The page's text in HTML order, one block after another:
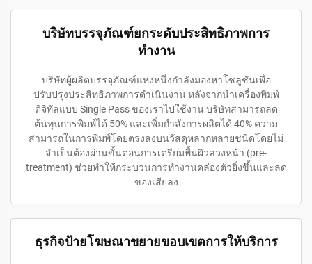
บริษัทบรรจุภัณฑ์ยกระดับประสิทธิภาพการ
ทำงาน
บริษัทผู้ผลิตบรรจุภัณฑ์แห่งหนึ่งกำลังมองหาโซลูชันเพื่อ
ปรับปรุงประสิทธิภาพการดำเนินงาน หลังจากนำเครื่องพิมพ์
ดิจิทัลแบบ Single Pass ของเราไปใช้งาน บริษัทสามารถลด
ต้นทุนการพิมพ์ได้ 50% และเพิ่มกำลังการผลิตได้ 40% ความ
สามารถในการพิมพ์โดยตรงลงบนวัสดุหลากหลายชนิดโดยไม่
จำเป็นต้องผ่านขั้นตอนการเตรียมพื้นผิวล่วงหน้า (pre-
treatment) ช่วยทำให้กระบวนการทำงานคล่องตัวยิ่งขึ้นและลด
ของเสียลง
ธุรกิจป้ายโฆษณาขยายขอบเขตการให้บริการ